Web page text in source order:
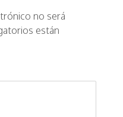
no será
están